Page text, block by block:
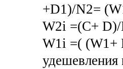
+D1)/N2=
W2i =(C+
W1i =( (W1+